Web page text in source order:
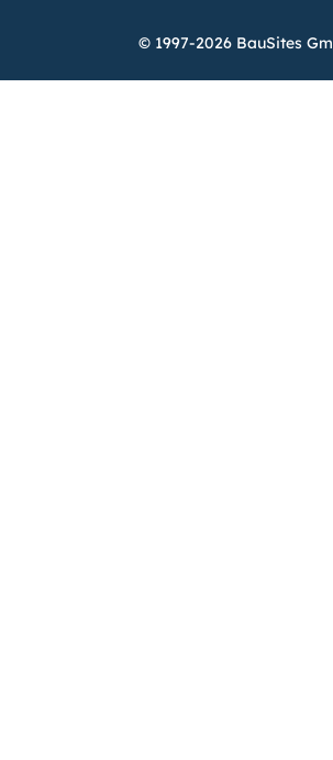
© 1997-2026 BauSites